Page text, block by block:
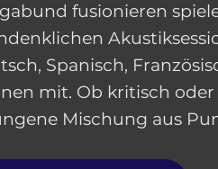
fusionieren
Spanisch,
mit. Ob kritisch
Mischung aus